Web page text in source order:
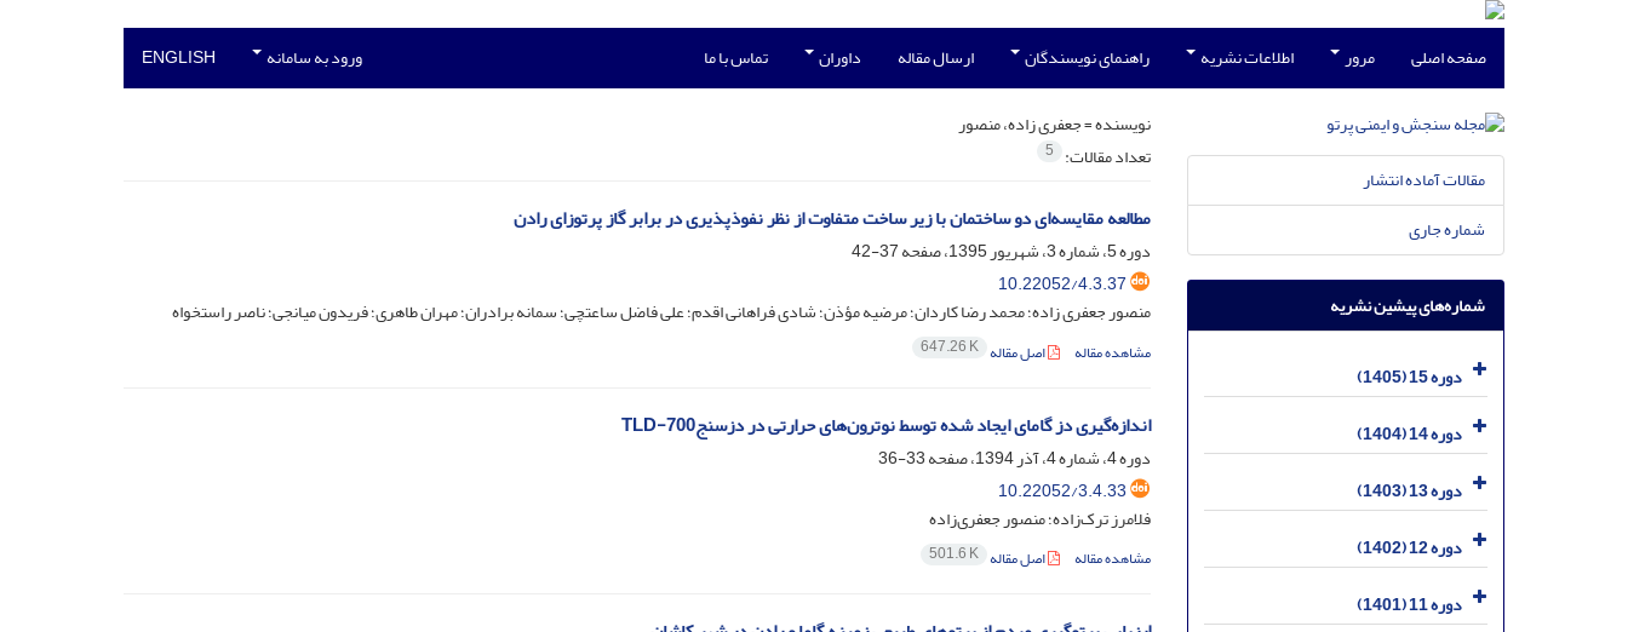
صفحه اصلی مرور اطلاعات نشریه راهنمای نویسندگان ارسال مقاله داوران تماس با ما ورود به سامانه ENGLISH
نویسنده =جعفری زاده، منصور
تعداد مقالات: 5
مطالعه مقایسه‌ای دو ساختمان با زیر ساخت متفاوت از نظر نفوذ‌پذیری در برابر گاز پرتوزای رادن
دوره 5، شماره 3، شهریور 1395، صفحه
37-42
10.22052/4.3.37
منصور جعفری زاده؛ محمد رضا کاردان؛ مرضیه مؤذن؛ شادی فراهانی اقدم؛ علی فاضل ساعتچی؛ سمانه برادران؛ مهران طاهری؛ فریدون میانجی؛ ناصر راستخواه
مشاهده مقاله اصل مقاله 647.26 K
اندازه‌گیری دز گامای ایجاد شده توسط نوترون‌های حرارتی در دزسنج‌TLD-700
دوره 4، شماره 4، آذر 1394، صفحه
33-36
10.22052/3.4.33
فلامرز ترک‌زاده؛ منصور جعفری‌زاده
مشاهده مقاله اصل مقاله 501.6 K
مقالات آماده انتشار
شماره جاری
شماره‌های پیشین نشریه
دوره 15 (1405)
دوره 14 (1404)
دوره 13 (1403)
دوره 12 (1402)
دوره 11 (1401)